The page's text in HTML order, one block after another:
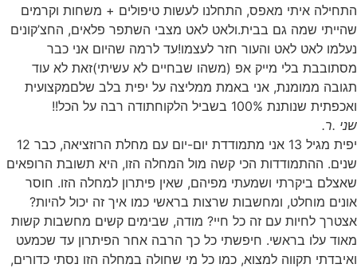
התחילה איתי מאפס, התחלנו לעשות טיפולים + משחות וקרמים
שהייתי שמה גם בבית.ולאט לאט מצבי השתפר פלאים, החצ’קונים
נעלמו לאט לאט והעור חזר לעצמו!עד לרמה שהיום אני כבר
מסתובבת בלי מייק אפ (משהו שבחיים לא עשיתי)זאת לא עוד
תגובה ממומנת, אני באמת ממליצה על יפית בלב שלםמקצועית
ואכפתית שנותנת 100% בשביל הלקוחתודה רבה על הכל!!
שני .ר.
יפית מגיל 13 אני מתמודדת יום-יום עם מחלת הרוזציאה, כבר 12
שנים. ההתמודדות הכי קשה מול המחלה הזו, היא תשובת הרופאים
שאצלם ביקרתי ושמעתי מפיהם, שאין פיתרון למחלה הזו. חוסר
אונים מוחלט, ומחשבות שרצות בראשי כמו איך זה יכול להיות?
אצטרך לחיות עם זה כל חיי? מודה, שבימים קשים מחשבות קשות
מאוד עלו בראשי. חיפשתי כל כך הרבה אחר הפיתרון עד שכמעט
ואיבדתי תקווה למצוא, כמו כל מי שחולה במחלה הזו נסתי כדורים,